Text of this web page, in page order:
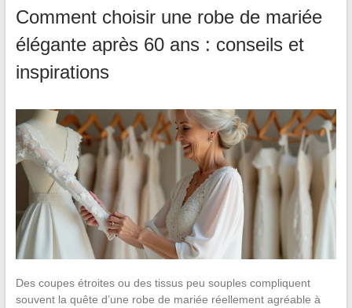
Comment choisir une robe de mariée
élégante après 60 ans : conseils et
inspirations
Des coupes étroites ou des tissus peu souples compliquent
souvent la quête d’une robe de mariée réellement agréable à